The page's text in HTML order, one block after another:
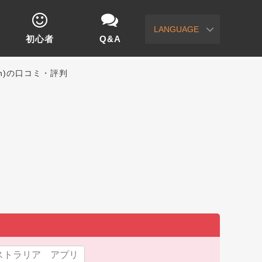
LANGUAGE
初心者 Q&A
口コミ・評判
トラリア アプリ